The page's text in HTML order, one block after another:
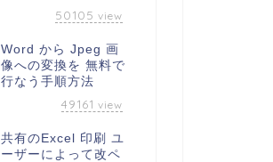
50105 view
Word から Jpeg 画
像への変換を 無料で
行なう手順方法
49161 view
共有のExcel 印刷 ユ
ーザーによって改ペ